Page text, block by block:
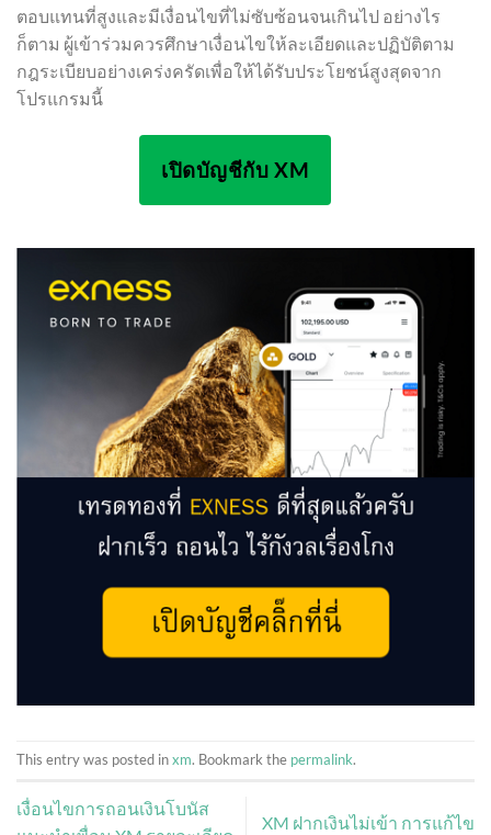
ตอบแทนที่สูงและมีเงื่อนไขที่ไม่ซับซ้อนจนเกินไป อย่างไร
ก็ตาม ผู้เข้าร่วมควรศึกษาเงื่อนไขให้ละเอียดและปฏิบัติตาม
กฎระเบียบอย่างเคร่งครัดเพื่อให้ได้รับประโยชน์สูงสุดจาก
โปรแกรมนี้
เปิดบัญชีกับ XM
This entry was posted inxm. Bookmark the permalink.
เงื่อนไขการถอนเงินโบนัส
XM ฝากเงินไม่เข้า การแก้ไข